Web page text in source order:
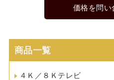
価格を問い
商品一覧
４Ｋ／８Ｋテレビ